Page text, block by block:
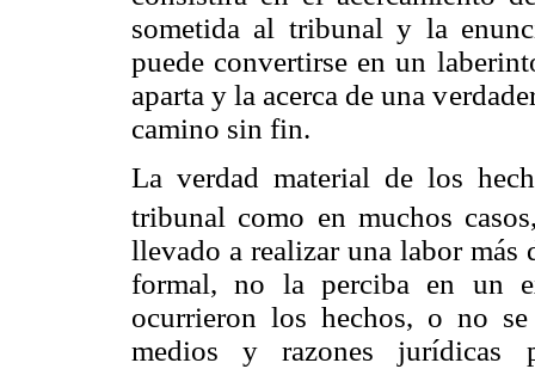
sometida al tribunal y la
puede convertirse en un
aparta y la acerca de una
camino sin fin.
La verdad material de los
tribunal como en muchos
llevado a realizar una labor
formal, no la perciba en un
ocurrieron los hechos, o no
medios y razones jurídicas